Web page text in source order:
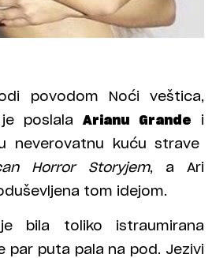
povodom Noći veštica,
je poslala Arianu Grande i
neverovatnu kuću strave
Horror Storyjem, a Ari
tom idejom.
bila toliko istraumirana
par puta pala na pod. Jezivi